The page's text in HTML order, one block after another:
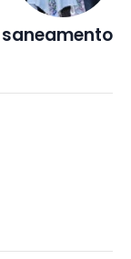
saneamento